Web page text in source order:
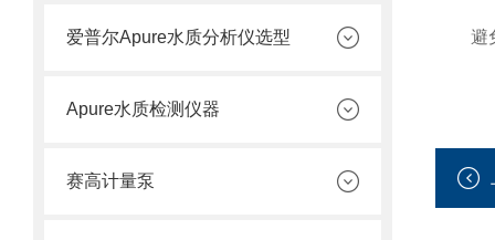
爱普尔Apure水质分析仪选型
Apure水质检测仪器
赛高计量泵
避免